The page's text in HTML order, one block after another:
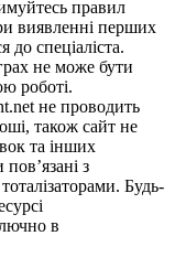
правил
виявленні перших
до спеціаліста.
не може бути
роботі.
не проводить
також сайт не
та інших
з
Будь-
в